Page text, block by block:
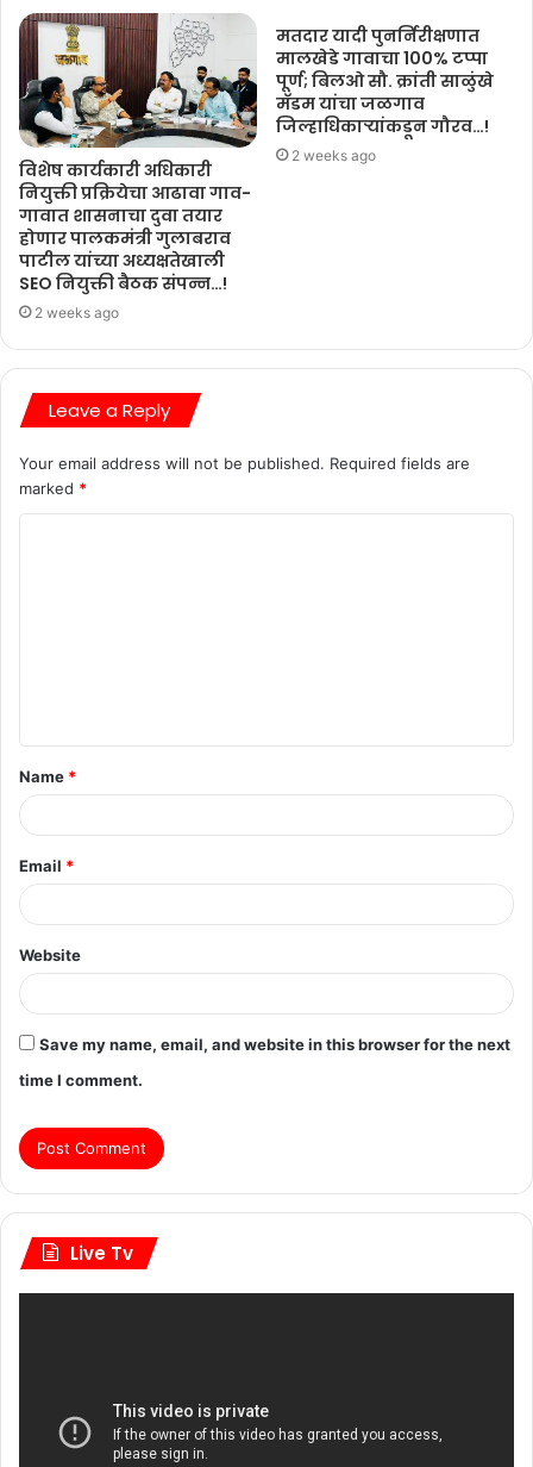
विशेष कार्यकारी अधिकारी
नियुक्ती प्रक्रियेचा आढावा गाव-
गावात शासनाचा दुवा तयार
होणार पालकमंत्री गुलाबराव
पाटील यांच्या अध्यक्षतेखाली
SEO नियुक्ती बैठक संपन्न…!
2 weeks ago
मतदार यादी पुनर्निरीक्षणात
मालखेडे गावाचा 100% टप्पा
पूर्ण; बिलओ सौ. क्रांती साळुंखे
मॅडम यांचा जळगाव
जिल्हाधिकाऱ्यांकडून गौरव…!
2 weeks ago
Leave a Reply
Your email address will not be published. Required fields are
marked *
Name *
Email *
Website
Save my name, email, and website in this browser for the next
time I comment.
Live Tv